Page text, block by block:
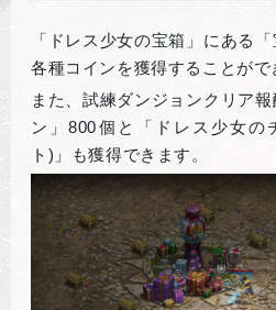
「ドレス少女の宝箱」にある
各種コインを獲得することがで
また、試練ダンジョンクリア
ン」800個と「ドレス少女の
ト)」も獲得できます。